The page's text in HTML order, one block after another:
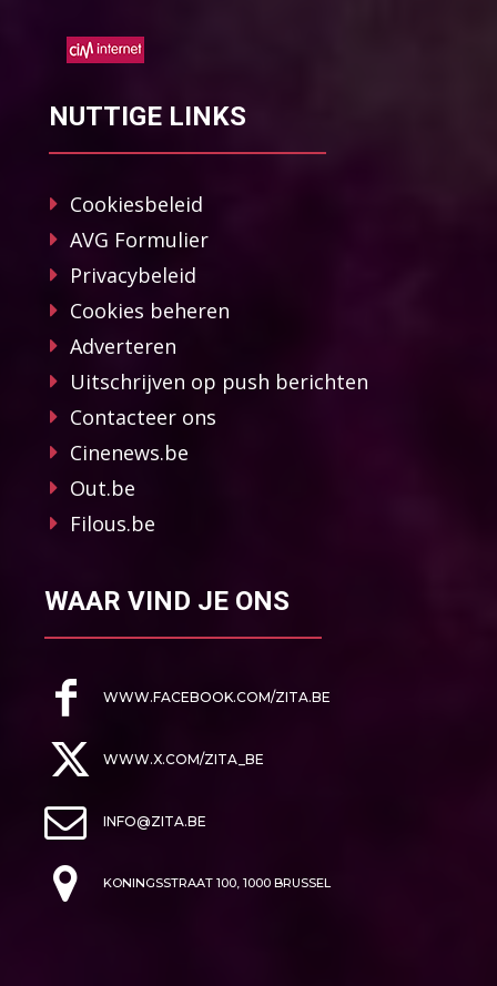
NUTTIGE LINKS
Cookiesbeleid
AVG Formulier
Privacybeleid
Cookies beheren
Adverteren
Uitschrijven op push berichten
Contacteer ons
Cinenews.be
Out.be
Filous.be
WAAR VIND JE ONS
WWW.FACEBOOK.COM/ZITA.BE
WWW.X.COM/ZITA_BE
INFO@ZITA.BE
KONINGSSTRAAT 100, 1000 BRUSSEL